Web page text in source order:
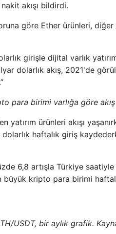
akışı bildirdi.
göre Ether ürünleri,
girişle dijital varlık
dolarlık akış, 2021'de
para birimi varlığa göre
ürünleri akışı
haftalık giriş
6,8 artışla Türkiye
büyük kripto para birimi
USDT, bir aylık grafik.